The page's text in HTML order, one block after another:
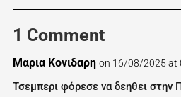
1 Comment
Μαρια Κονιδαρη on 16/08/2025 at
Τσεμπερι φόρεσε να δεηθει στην